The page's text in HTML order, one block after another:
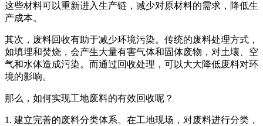
这些材料可以重新进入生产链，减少对原材料的需求，降低生
产成本。
其次，废料回收有助于减少环境污染。传统的废料处理方式，
如填埋和焚烧，会产生大量有害气体和固体废物，对土壤、空
气和水体造成污染。而通过回收处理，可以大大降低废料对环
境的影响。
那么，如何实现工地废料的有效回收呢？
1. 建立完善的废料分类体系。在工地现场，对废料进行分类，